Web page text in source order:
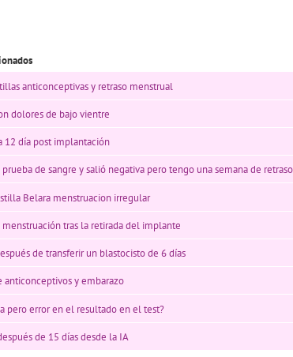
anticonceptivas y retraso menstrual
dolores de bajo vientre
12 día post implantación
de sangre y salió negativa pero tengo una semana de
Belara menstruacion irregular
menstruación tras la retirada del implante
de transferir un blastocisto de 6 días
anticonceptivos y embarazo
pero error en el resultado en el test?
de 15 días desde la IA